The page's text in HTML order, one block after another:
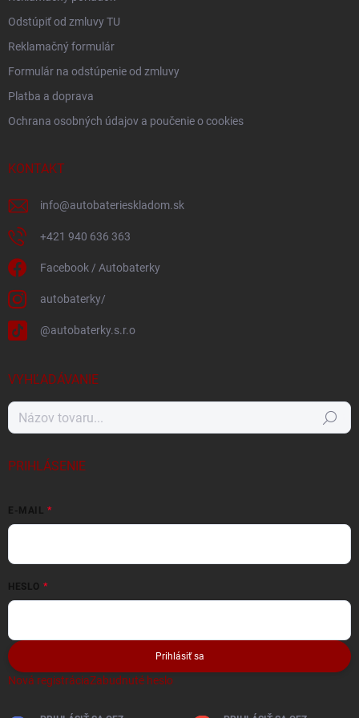
Odstúpiť od zmluvy TU
Reklamačný formulár
Formulár na odstúpenie od zmluvy
Platba a doprava
Ochrana osobných údajov a poučenie o cookies
KONTAKT
info@autobaterieskladom.sk
+421 940 636 363
Facebook / Autobaterky
autobaterky/
@autobaterky.s.r.o
VYHĽADÁVANIE
Hľadať
PRIHLÁSENIE
E-MAIL
HESLO
Prihlásiť sa
Nová registráciaZabudnuté heslo